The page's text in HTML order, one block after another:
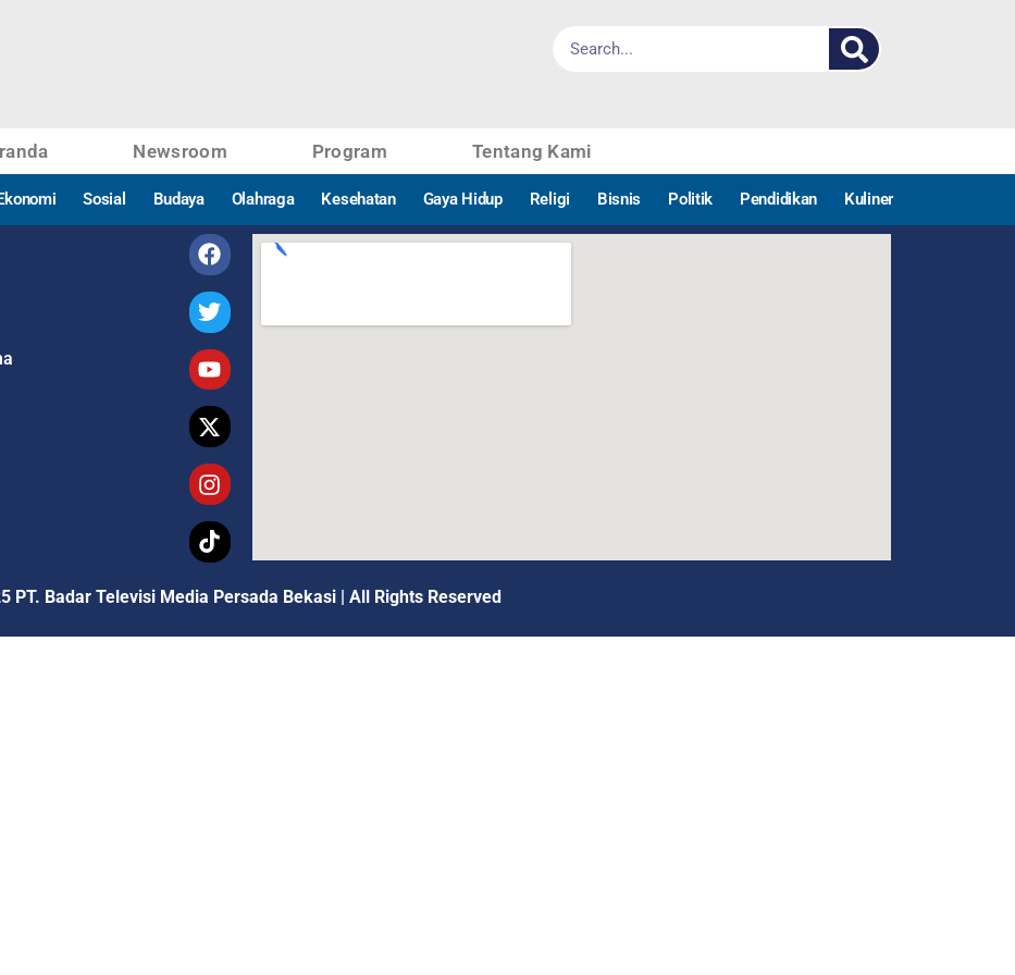
Newsroom Program Tentang Kami
Sosial Budaya Olahraga Kesehatan Gaya Hidup Religi Bisnis Politik Pendidikan Kuliner
PT. Badar Televisi Media Persada Bekasi | All Rights Reserved